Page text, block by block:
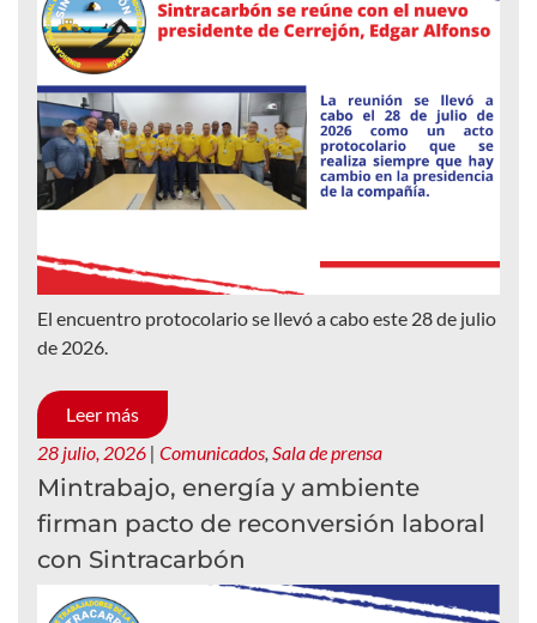
El encuentro protocolario se llevó a cabo este 28 de julio
de 2026.
Leer más
28 julio, 2026 | Comunicados, Sala de prensa
Mintrabajo, energía y ambiente
firman pacto de reconversión laboral
con Sintracarbón